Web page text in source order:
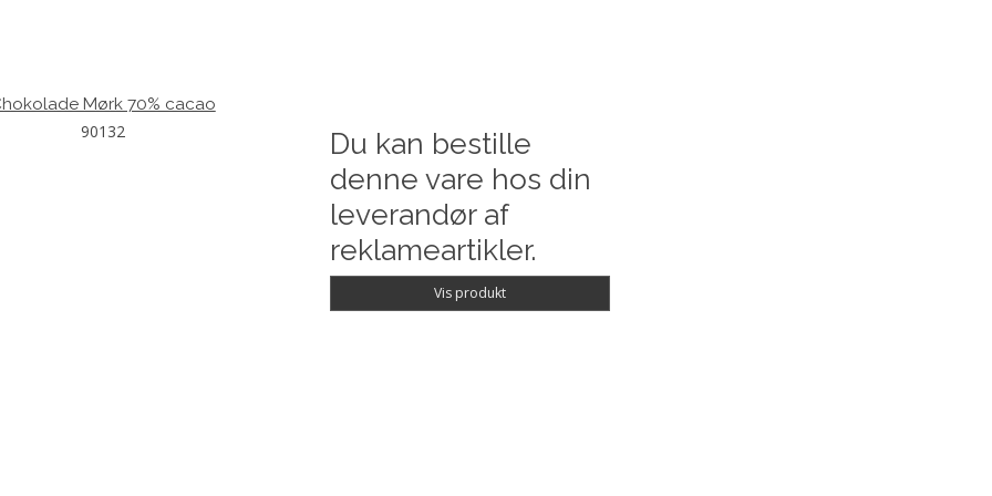
Mørk 70% cacao
90132
Du kan bestille
denne vare hos din
leverandør af
reklameartikler.
Vis produkt